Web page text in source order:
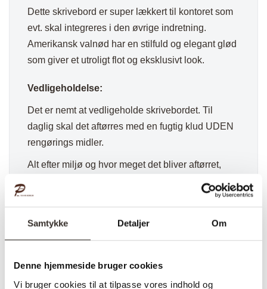
Samtykke Detaljer Om
Denne hjemmeside bruger cookies
Vi bruger cookies til at tilpasse vores indhold og
Dette skrivebord er super lækkert til kontoret som
evt. skal integreres i den øvrige indretning.
Amerikansk valnød har en stilfuld og elegant glød
som giver et utroligt flot og eksklusivt look.
Vedligeholdelse:
Det er nemt at vedligeholde skrivebordet. Til
daglig skal det aftørres med en fugtig klud UDEN
rengørings midler.
Alt efter miljø og hvor meget det bliver aftørret,
skal det have olie ca. 2 gange om ret (forår og
efterår).
Ved levering medfølger én bøtte olie. Du kan
Levering:
Dette er en bestillingsvare som typisk kan leveres